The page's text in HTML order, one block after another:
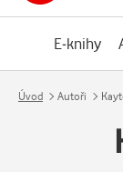
E-knihy
Úvod Autoři